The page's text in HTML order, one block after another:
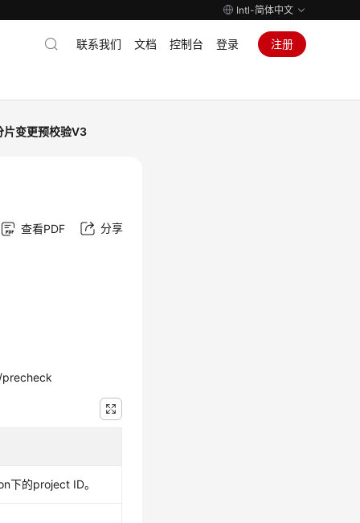
Intl-简体中文
联系我们 文档 控制台 登录 注册
片变更预校验V3
查看PDF 分享
下的project ID。